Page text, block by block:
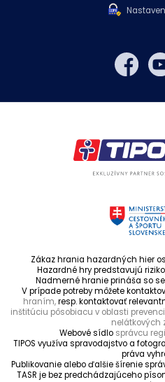
Zákaz hrania hazardných hier
Hazardné hry predstavujú
Nadmerné hranie prináša so
V prípade potreby môžete
hraním,resp. kontaktovať
inštitúciu pôsobiacu v oblasti
nelátkových
Webové sídlo správcu
TIPOS využíva spravodajstvo a
práva
Publikovanie alebo ďalšie šírenie
TASR je bez predchádzajúceho